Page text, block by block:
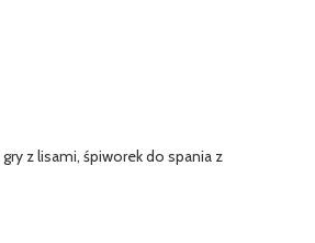
z lisami, śpiworek do spania z